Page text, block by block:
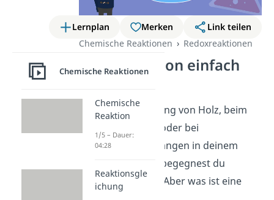
Lernplan Merken
Link teilen
Chemische Reaktionen
Redoxreaktionen
Redoxreaktion einfach
Bei der Verbrennung von Holz, beim
Rosten von Eisen oder bei
Stoffwechselvorgängen in deinem
Körper — überall begegnest du
Redoxreaktionen. Aber was ist eine
Chemische Reaktionen
Chemische
Reaktion
1/5 – Dauer:
04:28
Reaktionsgle
ichung